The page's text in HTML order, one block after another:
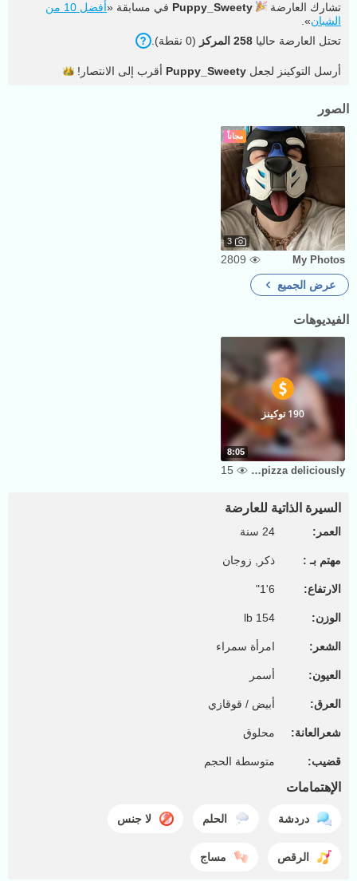
تشارك العارضة Puppy_Sweety في مسابقة «
أفضل 10 من
الشبان».
تحتل العارضة حاليا 258 المركز (0 نقطة).
أرسل التوكينز لجعل Puppy_Sweety أقرب إلى الانتصار!
الصور
مجاناً
3
My Photos
2809
عرض الجميع
الفيديوهات
8:05
190 توكينز
I'm just eating pizza deliciously
15
السيرة الذاتية للعارضة
العمر: 24 سنة
مهتم بـ : ذكر, زوجان
الارتفاع: 6'1"
الوزن: 154 lb
الشعر: امرأة سمراء
العيون: أسمر
العرق: أبيض / قوقازي
شعرالعانة: محلوق
قضيب: متوسطة الحجم
الإهتمامات
دردشة الحلم لا جنس
الرقص مساج